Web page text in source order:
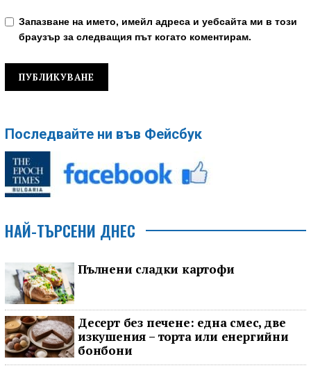
Запазване на името, имейл адреса и уебсайта ми в този
браузър за следващия път когато коментирам.
Последвайте ни във Фейсбук
НАЙ-ТЪРСЕНИ ДНЕС
Пълнени сладки картофи
Десерт без печене: една смес, две
изкушения – торта или енергийни
бонбони